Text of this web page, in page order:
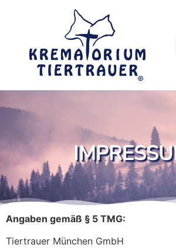
Angaben gemäß § 5 TMG:
Tiertrauer München GmbH